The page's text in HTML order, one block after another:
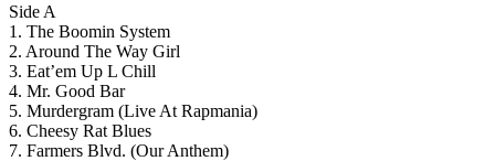
Side A
1. The Boomin System
2. Around The Way Girl
3. Eat’em Up L Chill
4. Mr. Good Bar
5. Murdergram (Live At Rapmania)
6. Cheesy Rat Blues
7. Farmers Blvd. (Our Anthem)